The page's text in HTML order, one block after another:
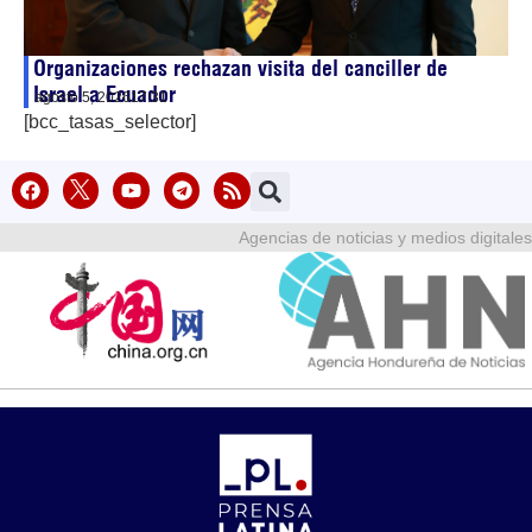
Organizaciones rechazan visita del canciller de
Israel a Ecuador
agosto 5, 202617:31
[bcc_tasas_selector]
Agencias de noticias y medios digitales